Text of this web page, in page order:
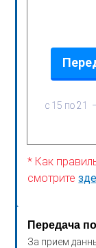
с 15 по 21
* Как
смотрите
Передача
За прием